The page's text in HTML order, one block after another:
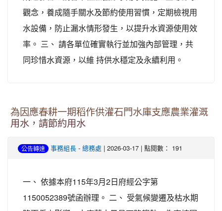
觀念，養成隨手關水及節約使用習慣，定期檢視用
水設備，防止漏水情形發生，以提升水資源使用效
率。 三、 請各單位確實執行並加強內部管理，共
同珍惜水資源，以維 持供水穩定及永續利用。
為因應春耕一期稻作供灌石門水庫支應農業灌溉
用水，請節約用水
公告轉達 事務組長 - 總務處 | 2026-03-17 | 點閱數： 191
一、 依據本府115年3月2日府經公字第
1150052389號函辦理。 二、 受氣候變遷及枯水期